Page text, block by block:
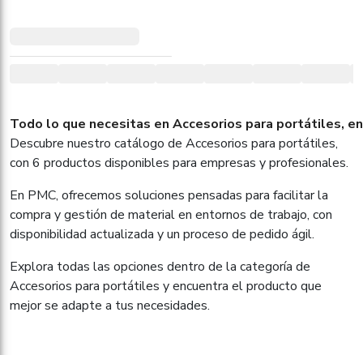
Todo lo que necesitas en Accesorios para portátiles,
Descubre nuestro catálogo de Accesorios para portátiles,
con 6 productos disponibles para empresas y profesionales.
En PMC, ofrecemos soluciones pensadas para facilitar la
compra y gestión de material en entornos de trabajo, con
disponibilidad actualizada y un proceso de pedido ágil.
Explora todas las opciones dentro de la categoría de
Accesorios para portátiles y encuentra el producto que
mejor se adapte a tus necesidades.